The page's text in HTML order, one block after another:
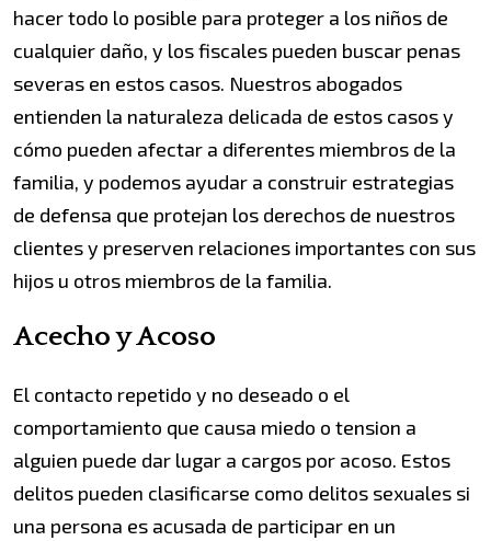
hacer todo lo posible para proteger a los niños de
cualquier daño, y los fiscales pueden buscar penas
severas en estos casos. Nuestros abogados
entienden la naturaleza delicada de estos casos y
cómo pueden afectar a diferentes miembros de la
familia, y podemos ayudar a construir estrategias
de defensa que protejan los derechos de nuestros
clientes y preserven relaciones importantes con sus
hijos u otros miembros de la familia.
Acecho y Acoso
El contacto repetido y no deseado o el
comportamiento que causa miedo o tension a
alguien puede dar lugar a cargos por acoso. Estos
delitos pueden clasificarse como delitos sexuales si
una persona es acusada de participar en un